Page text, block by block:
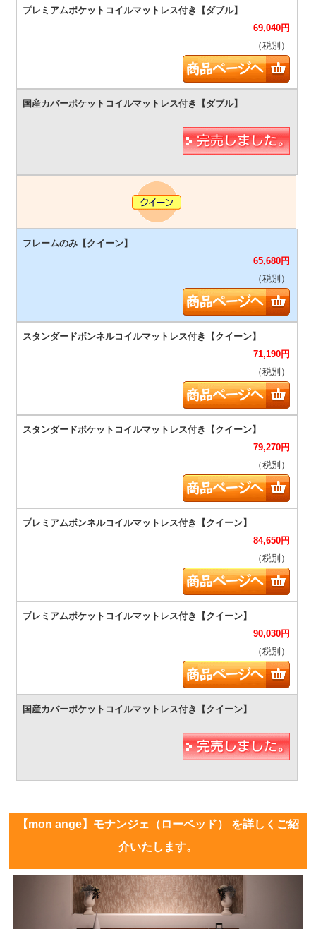
69,040円
（税別）
65,680円
（税別）
71,190円
（税別）
79,270円
（税別）
84,650円
（税別）
90,030円
（税別）
【mon ange】モナンジェ（ローベッド） を詳しくご紹
介いたします。